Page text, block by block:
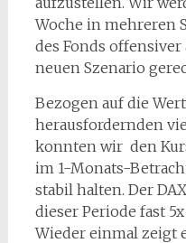
Woche in mehreren
des Fonds
neuen Szenario
Bezogen auf die
herausfordernden
konnten wir den
im 1-Monats-
stabil halten. Der
dieser Periode fast
Wieder einmal zeigt